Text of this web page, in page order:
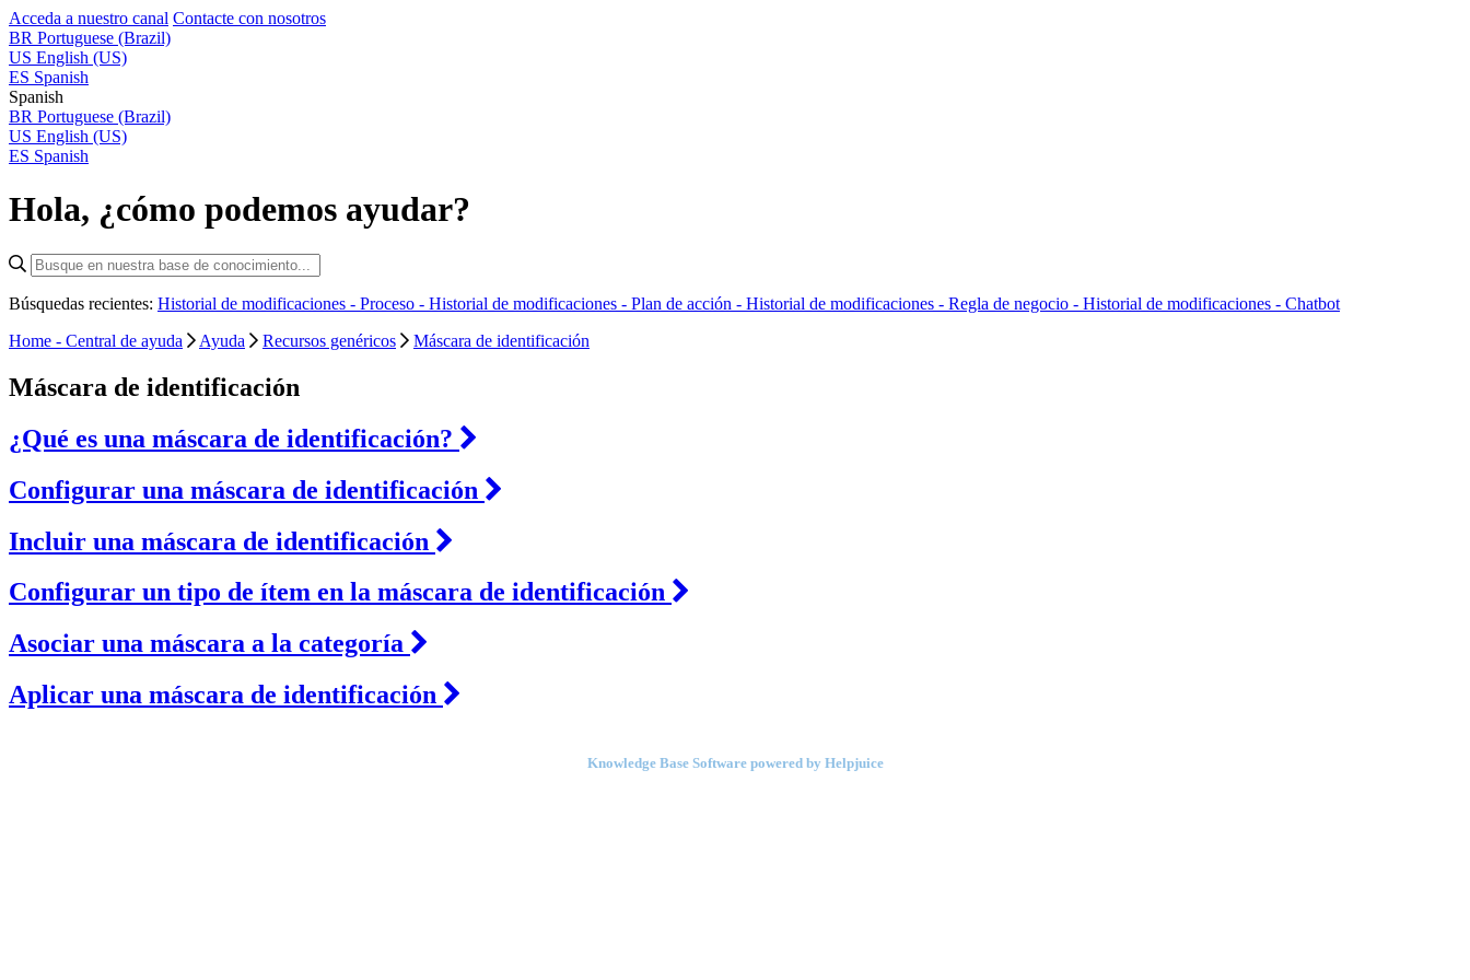
Acceda a nuestro canal Contacte con nosotros
BR Portuguese (Brazil)
US English (US)
ES Spanish
Spanish
BR Portuguese (Brazil)
US English (US)
ES Spanish
Hola, ¿cómo podemos ayudar?
Búsquedas recientes: Historial de modificaciones - Proceso - Historial de modificaciones - Plan de acción - Historial de modificaciones - Regla de negocio - Historial de modificaciones - Chatbot
Home - Central de ayuda
Ayuda Recursos genéricos Máscara de identificación
Máscara de identificación
¿Qué es una máscara de identificación?
Configurar una máscara de identificación
Incluir una máscara de identificación
Configurar un tipo de ítem en la máscara de identificación
Asociar una máscara a la categoría
Aplicar una máscara de identificación
Knowledge Base Software powered by Helpjuice